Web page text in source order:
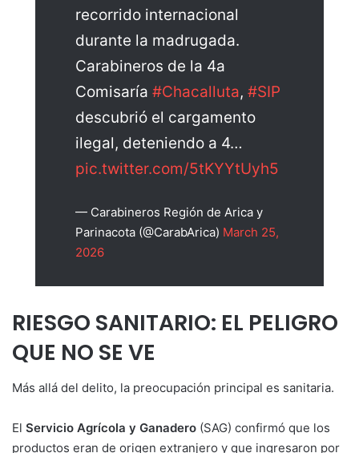
recorrido internacional
durante la madrugada.
Carabineros de la 4a
Comisaría #Chacalluta, #SIP
descubrió el cargamento
ilegal, deteniendo a 4…
pic.twitter.com/5tKYYtUyh5
— Carabineros Región de Arica y
Parinacota (@CarabArica) March 25,
2026
RIESGO SANITARIO: EL PELIGRO
QUE NO SE VE
Más allá del delito, la preocupación principal es sanitaria.
El Servicio Agrícola y Ganadero (SAG) confirmó que los
productos eran de origen extranjero y que ingresaron por